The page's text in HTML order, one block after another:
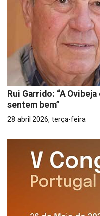
Rui Garrido: “A
sentem bem”
28 abril 2026, terça-feira